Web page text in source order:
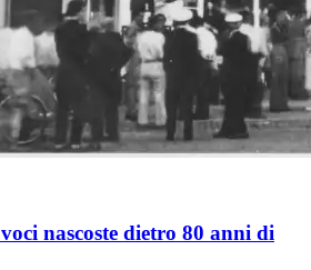
nascoste dietro 80 anni di